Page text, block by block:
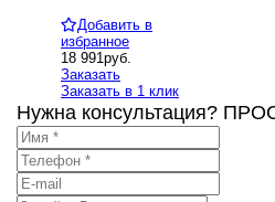
Добавить в
избранное
18 991руб.
Заказать
Заказать в 1 клик
Нужна консультация?